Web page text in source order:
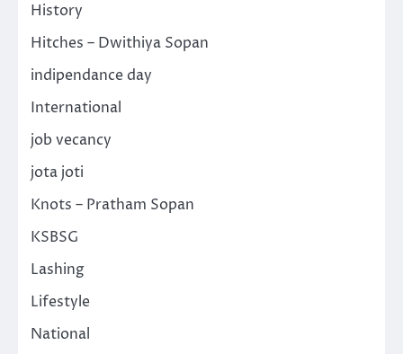
History
Hitches – Dwithiya Sopan
indipendance day
International
job vecancy
jota joti
Knots – Pratham Sopan
KSBSG
Lashing
Lifestyle
National